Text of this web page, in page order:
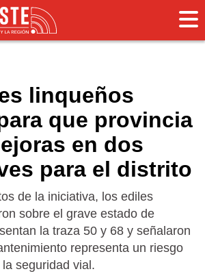
linqueños
que provincia
en dos
para el distrito
de la iniciativa, los ediles
sobre el grave estado de
la traza 50 y 68 y señalaron
representa un riesgo
seguridad vial.